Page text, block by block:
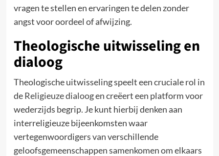
vragen te stellen en ervaringen te delen zonder
angst voor oordeel of afwijzing.
Theologische uitwisseling en
dialoog
Theologische uitwisseling speelt een cruciale rol in
deReligieuze dialoogen creëert een platform voor
wederzijds begrip. Je kunt hierbij denken aan
interreligieuze bijeenkomsten waar
vertegenwoordigers van verschillende
geloofsgemeenschappen samenkomen om elkaars